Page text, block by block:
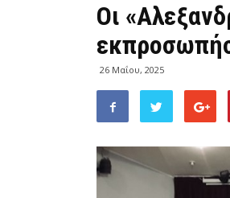
Οι
26 Μαΐου, 2025